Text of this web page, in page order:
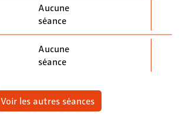
Aucune
séance
Aucune
séance
Voir les autres séances